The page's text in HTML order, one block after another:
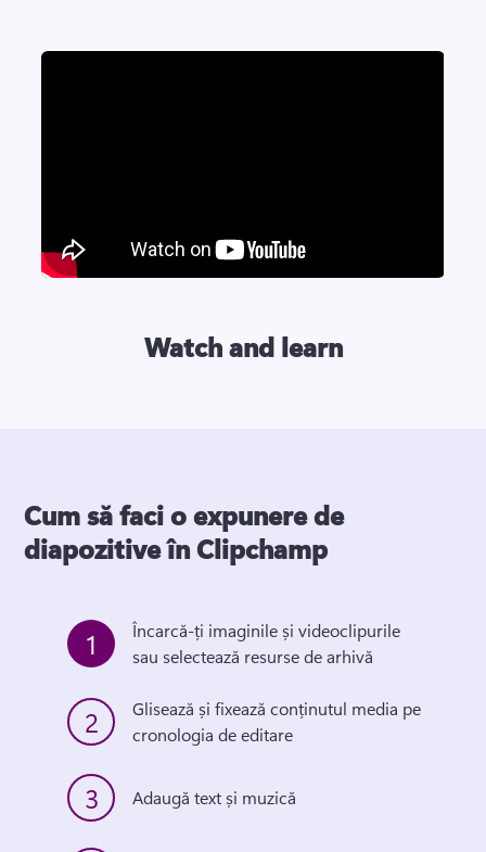
Watch and learn
Cum să faci o expunere de
diapozitive în Clipchamp
1
Încarcă-ți imaginile și videoclipurile
sau selectează resurse de arhivă
2
Glisează și fixează conținutul media pe
cronologia de editare
3 Adaugă text și muzică